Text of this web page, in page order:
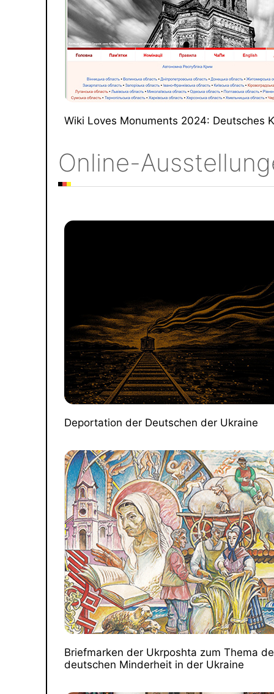
Wiki Loves Monuments 2024: Deutsches
Online-
Deportation der Deutschen der Ukraine
Briefmarken der Ukrposhta zum Thema
deutschen Minderheit in der Ukraine